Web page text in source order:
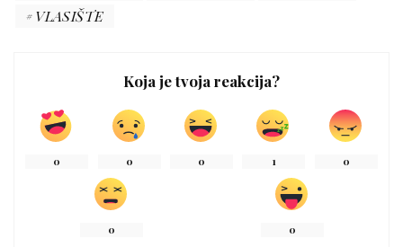
VLASIŠTE
Koja je tvoja reakcija?
0 0 0 1 0
0 0